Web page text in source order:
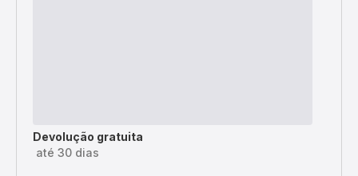
Devolução gratuita
até 30 dias